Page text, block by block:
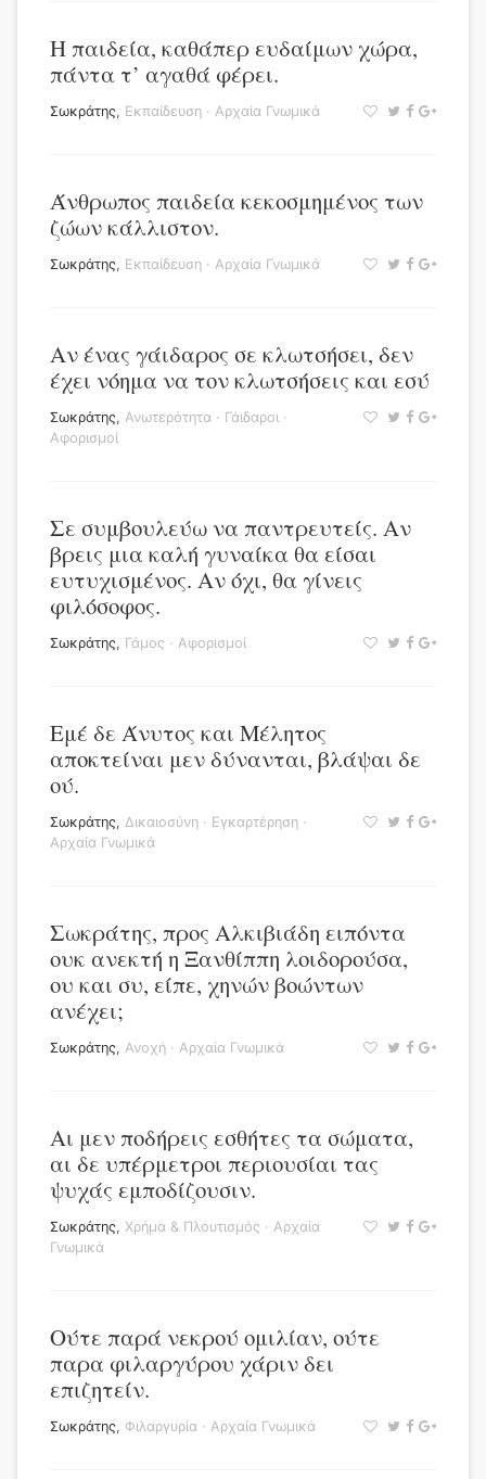
Η παιδεία, καθάπερ ευδαίμων χώρα,
πάντα τ’ αγαθά φέρει.
Σωκράτης, Εκπαίδευση · Αρχαία Γνωμικά
Άνθρωπος παιδεία κεκοσμημένος των
ζώων κάλλιστον.
Σωκράτης, Εκπαίδευση · Αρχαία Γνωμικά
Αν ένας γάιδαρος σε κλωτσήσει, δεν
έχει νόημα να τον κλωτσήσεις και εσύ
Σωκράτης, Ανωτερότητα · Γάιδαροι ·
Αφορισμοί
Σε συμβουλεύω να παντρευτείς. Αν
βρεις μια καλή γυναίκα θα είσαι
ευτυχισμένος. Αν όχι, θα γίνεις
φιλόσοφος.
Σωκράτης, Γάμος · Αφορισμοί
Εμέ δε Άνυτος και Μέλητος
αποκτείναι μεν δύνανται, βλάψαι δε
ού.
Σωκράτης, Δικαιοσύνη · Εγκαρτέρηση ·
Αρχαία Γνωμικά
Σωκράτης, προς Αλκιβιάδη ειπόντα
ουκ ανεκτή η Ξανθίππη λοιδορούσα,
ου και συ, είπε, χηνών βοώντων
ανέχει;
Σωκράτης, Ανοχή · Αρχαία Γνωμικά
Αι μεν ποδήρεις εσθήτες τα σώματα,
αι δε υπέρμετροι περιουσίαι τας
ψυχάς εμποδίζουσιν.
Σωκράτης, Χρήμα & Πλουτισμός · Αρχαία
Γνωμικά
Ούτε παρά νεκρού ομιλίαν, ούτε
παρα φιλαργύρου χάριν δει
επιζητείν.
Σωκράτης, Φιλαργυρία · Αρχαία Γνωμικά